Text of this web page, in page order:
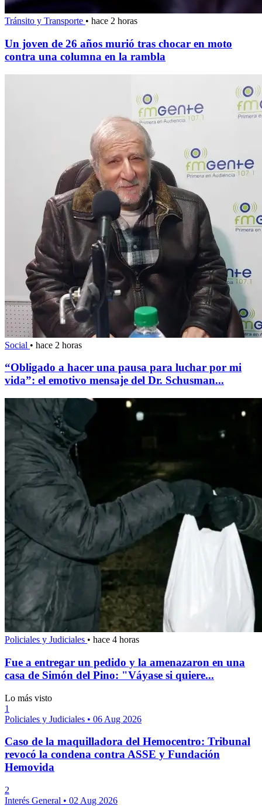
Tránsito y Transporte • hace 2 horas
Un joven de 26 años murió tras chocar en moto
contra una columna en la rambla
Social • hace 2 horas
“Obligado a hacer una pausa para luchar por mi
vida”: el emotivo mensaje del Dr. Schusman...
Policiales y Judiciales • hace 4 horas
Fue a entregar un pedido y la amenazaron en una
casa de Simón del Pino: "Váyase si quiere...
Lo más visto
1
Policiales y Judiciales • 06 Aug 2026
Caso de la maquilladora del Hemocentro: Tribunal
revocó la condena contra ASSE y Fundación
Hemovida
2
Interés General • 02 Aug 2026